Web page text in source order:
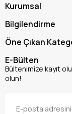
Kurumsal
Bilgilendirme
Öne Çıkan
E-Bülten
Bültenimize kayıt
olun!